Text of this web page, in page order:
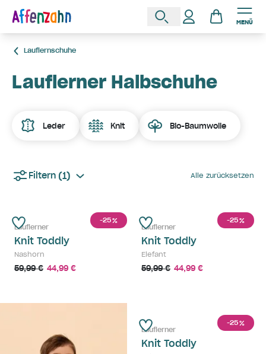
MENÜ
Lauflernschuhe
Lauflerner Halbschuhe
Leder Knit Bio-Baumwolle
Filtern (1) Alle zurücksetzen
-25%
Lauflerner
Knit Toddly
Nashorn
59,99 € 44,99 €
-25%
Lauflerner
Knit Toddly
Elefant
59,99 € 44,99 €
-25%
Lauflerner
Knit Toddly